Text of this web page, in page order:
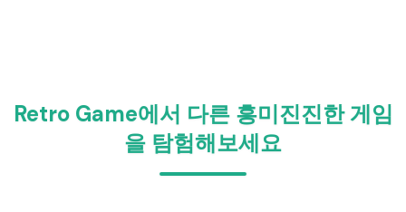
Retro Game에서 다른 흥미진진한 게임
을 탐험해보세요